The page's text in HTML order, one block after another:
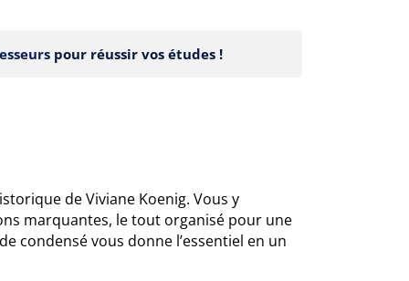
pour réussir vos études !
de Viviane Koenig. Vous y
marquantes, le tout organisé pour une
condensé vous donne l’essentiel en un